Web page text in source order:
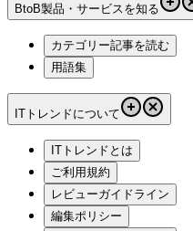
BtoB製品・サービスを知る
カテゴリー記事を読む
用語集
ITトレンドについて
ITトレンドとは
ご利用規約
レビューガイドライン
編集ポリシー